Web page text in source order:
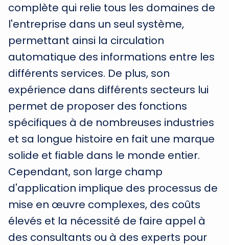
complète qui relie tous les domaines de
l'entreprise dans un seul système,
permettant ainsi la circulation
automatique des informations entre les
différents services. De plus, son
expérience dans différents secteurs lui
permet de proposer des fonctions
spécifiques à de nombreuses industries
et sa longue histoire en fait une marque
solide et fiable dans le monde entier.
Cependant, son large champ
d'application implique des processus de
mise en œuvre complexes, des coûts
élevés et la nécessité de faire appel à
des consultants ou à des experts pour